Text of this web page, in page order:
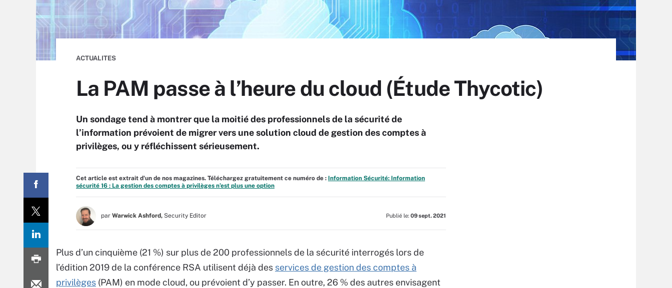
ACTUALITES
La PAM passe à l’heure du cloud (Étude Thycotic)
Un sondage tend à montrer que la moitié des professionnels de la sécurité de
l’information prévoient de migrer vers une solution cloud de gestion des comptes à
privilèges, ou y réfléchissent sérieusement.
Cet article est extrait d'un de nos magazines. Téléchargez gratuitement ce numéro de : Information Sécurité: Information
sécurité 16 : La gestion des comptes à privilèges n’est plus une option
par Warwick Ashford, Security Editor Publié le: 09 sept. 2021
Plus d’un cinquième (21 %) sur plus de 200 professionnels de la sécurité interrogés lors de
l’édition 2019 de la conférence RSA utilisent déjà des services de gestion des comptes à
privilèges (PAM) en mode cloud, ou prévoient d’y passer. En outre, 26 % des autres envisagent